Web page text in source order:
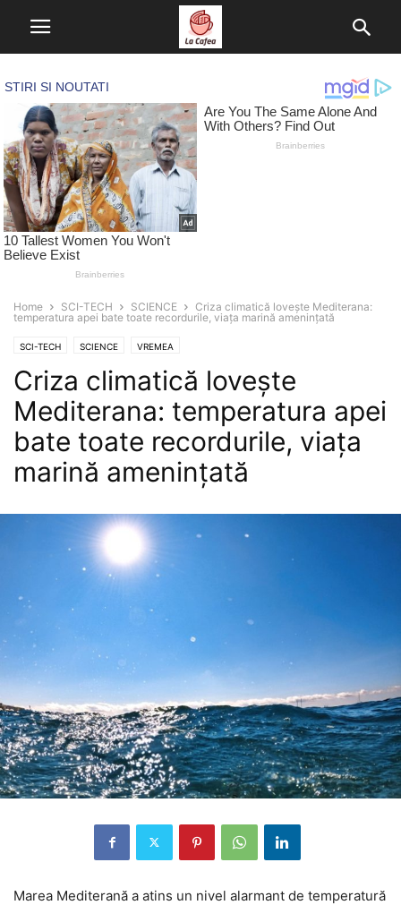
Home SCI-TECH SCIENCE
Criza climatică lovește Mediterana:
temperatura apei bate toate recordurile, viața marină amenințată
SCI-TECH SCIENCE VREMEA
Criza climatică lovește
Mediterana: temperatura apei
bate toate recordurile, viața
marină amenințată
Marea Mediterană a atins un nivel alarmant de temperatură